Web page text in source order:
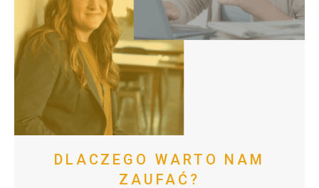
DLACZEGO WARTO NAM
ZAUFAĆ?